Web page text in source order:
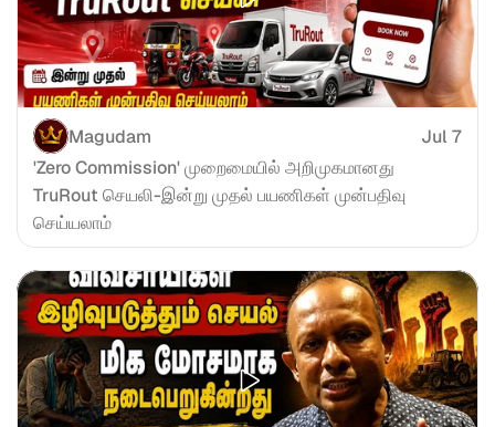
Magudam
Jul 7
'Zero Commission' முறைமையில் அறிமுகமானது
TruRout செயலி-இன்று முதல் பயணிகள் முன்பதிவு
செய்யலாம்